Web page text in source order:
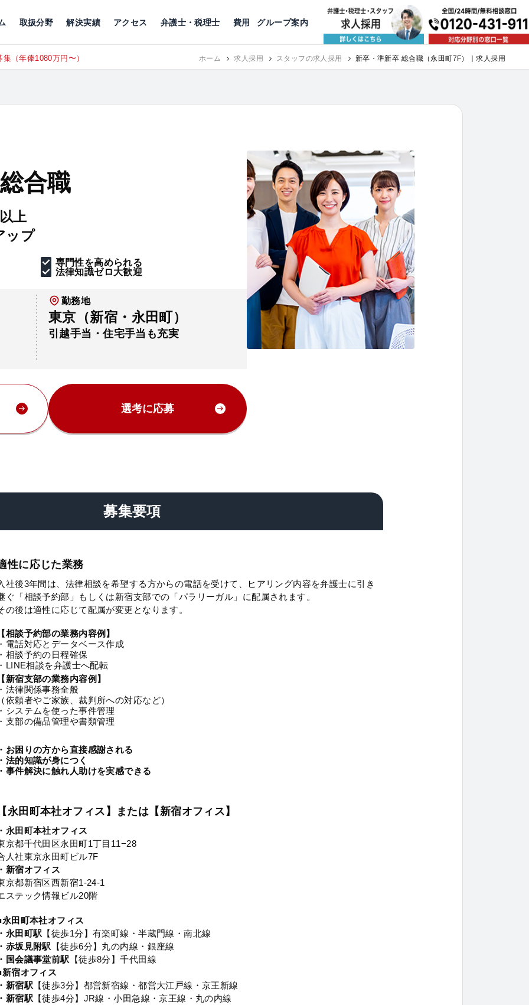
取扱分野
公益活動
解決実績 アクセス
京都 神戸 福岡
弁護士・税理士 費用 グループ案内
RECRUIT 東京にて、相談予約スタッフ募集（月給38万以上）
合職
上
ップ
専門性を高められる
法律知識ゼロ大歓迎
勤務地
東京（新宿・永田町）
引越手当・住宅手当も充実
選考に応募
募集要項
性に応じた業務
社後3年間は、法律相談を希望する方からの電話を受けて、ヒアリング内容を弁護士に引き
ぐ「相談予約部」もしくは新宿支部での「パラリーガル」に配属されます。
の後は適性に応じて配属が変更となります。
相談予約部の業務内容例】
電話対応とデータベース作成
相談予約の日程確保
LINE相談を弁護士へ配転
新宿支部の業務内容例】
法律関係事務全般
依頼者やご家族、裁判所への対応など）
システムを使った事件管理
支部の備品管理や書類管理
お困りの方から直接感謝される
法的知識が身につく
事件解決に触れ人助けを実感できる
永田町本社オフィス】または【新宿オフィス】
永田町本社オフィス
京都千代田区永田町1丁目11−28
人社東京永田町ビル7F
新宿オフィス
京都新宿区西新宿1-24-1
ステック情報ビル20階
永田町本社オフィス
永田町駅 【徒歩1分】有楽町線・半蔵門線・南北線
赤坂見附駅
【徒歩6分】丸の内線・銀座線
国会議事堂前駅
【徒歩8分】千代田線
新宿オフィス
新宿駅 【徒歩3分】都営新宿線・都営大江戸線・京王新線
新宿駅 【徒歩4分】JR線・小田急線・京王線・丸の内線
ホーム 求人採用 スタッフの求人採用 新卒・準新卒 総合職（永田町7F）｜求人採用